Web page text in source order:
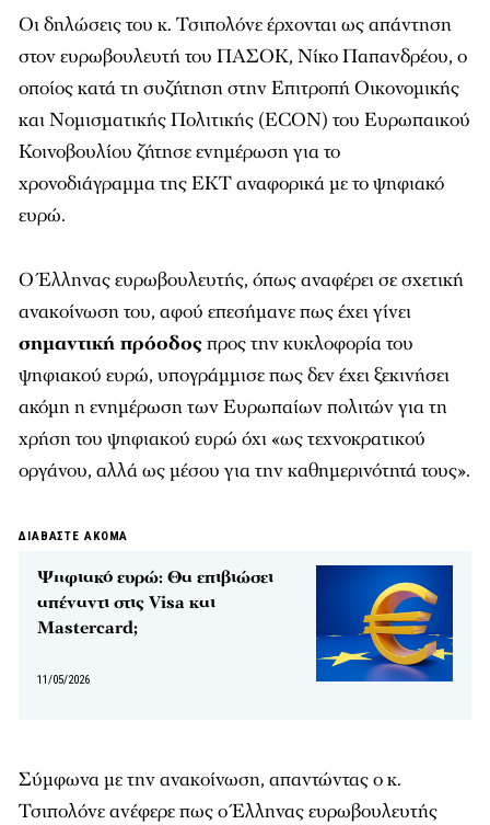
Οι δηλώσεις του κ. Τσιπολόνε έρχονται ως απάντηση
στον ευρωβουλευτή του ΠΑΣΟΚ, Νίκο Παπανδρέου, ο
οποίος κατά τη συζήτηση στην Επιτροπή Οικονομικής
και Νομισματικής Πολιτικής (ECON) του Ευρωπαικού
Κοινοβουλίου ζήτησε ενημέρωση για το
χρονοδιάγραμμα της ΕΚΤ αναφορικά με το ψηφιακό
ευρώ.
Ο Έλληνας ευρωβουλευτής, όπως αναφέρει σε σχετική
ανακοίνωση του, αφού επεσήμανε πως έχει γίνει
σημαντική πρόοδοςπρος την κυκλοφορία του
ψηφιακού ευρώ, υπογράμμισε πως δεν έχει ξεκινήσει
ακόμη η ενημέρωση των Ευρωπαίων πολιτών για τη
χρήση του ψηφιακού ευρώ όχι «ως τεχνοκρατικού
οργάνου, αλλά ως μέσου για την καθημερινότητά τους».
ΔΙΑΒΑΣΤΕ ΑΚΟΜΑ
Ψηφιακό ευρώ: Θα επιβιώσει
απέναντι στις Visa και
Mastercard;
11/05/2026
Σύμφωνα με την ανακοίνωση, απαντώντας ο κ.
Τσιπολόνε ανέφερε πως ο Έλληνας ευρωβουλευτής